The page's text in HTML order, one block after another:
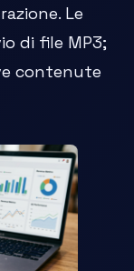
Le
di file MP3;
contenute